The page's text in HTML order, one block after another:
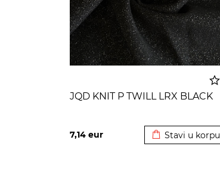
JQD KNIT P TWILL LRX BLACK
7,14 eur Stavi u korpu